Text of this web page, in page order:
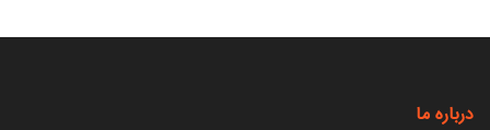
درباره ما